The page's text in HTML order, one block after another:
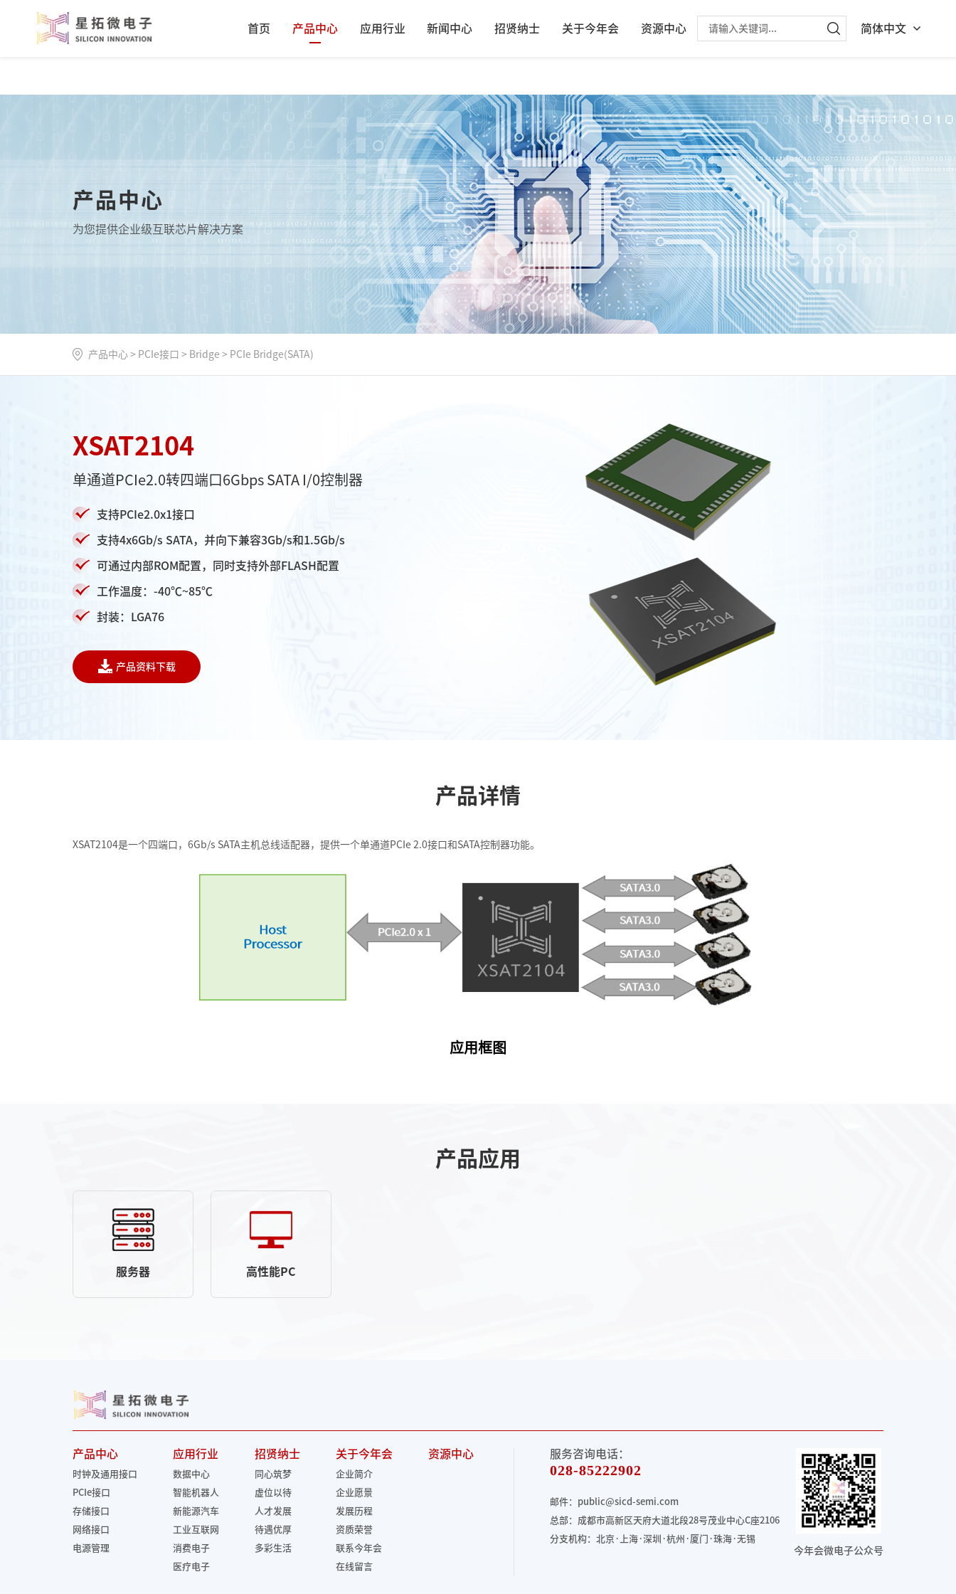
首页 产品中心 应用行业 新闻中心 招贤纳士 关于今年会 资源中心 简体中文
产品中心
为您提供企业级互联芯片解决方案
产品中心 > PCIe接口 > Bridge > PCIe Bridge(SATA)
XSAT2104
单通道PCIe2.0转四端口6Gbps SATA I/0控制器
支持PCIe2.0x1接口
支持4x6Gb/s SATA，并向下兼容3Gb/s和1.5Gb/s
可通过内部ROM配置，同时支持外部FLASH配置
工作温度：-40℃~85℃
封装：LGA76
产品资料下载
产品详情
XSAT2104是一个四端口，6Gb/s SATA主机总线适配器，提供一个单通道PCIe 2.0接口和SATA控制器功能。
应用框图
产品应用
服务器 高性能PC
产品中心
时钟及通用接口
PCIe接口
存储接口
网络接口
电源管理
应用行业
数据中心
智能机器人
新能源汽车
工业互联网
消费电子
医疗电子
招贤纳士
同心筑梦
虚位以待
人才发展
待遇优厚
多彩生活
关于今年会
企业简介
企业愿景
发展历程
资质荣誉
联系今年会
在线留言
资源中心 服务咨询电话：
028-85222902
邮件：public@sicd-semi.com
总部：成都市高新区天府大道北段28号茂业中心C座2106
分支机构：北京·上海·深圳·杭州·厦门·珠海·无锡
今年会微电子公众号